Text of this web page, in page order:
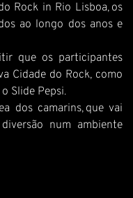
Rock in Rio Lisboa, os
ao longo dos anos e
que os participantes
Cidade do Rock, como
Slide Pepsi.
dos camarins, que vai
num ambiente